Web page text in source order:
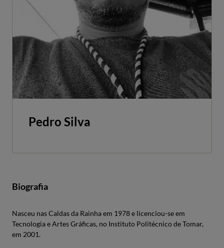
Pedro Silva
Biografia
Nasceu nas Caldas da Rainha em 1978 e licenciou-se em
Tecnologia e Artes Gráficas, no Instituto Politécnico de Tomar,
em 2001.